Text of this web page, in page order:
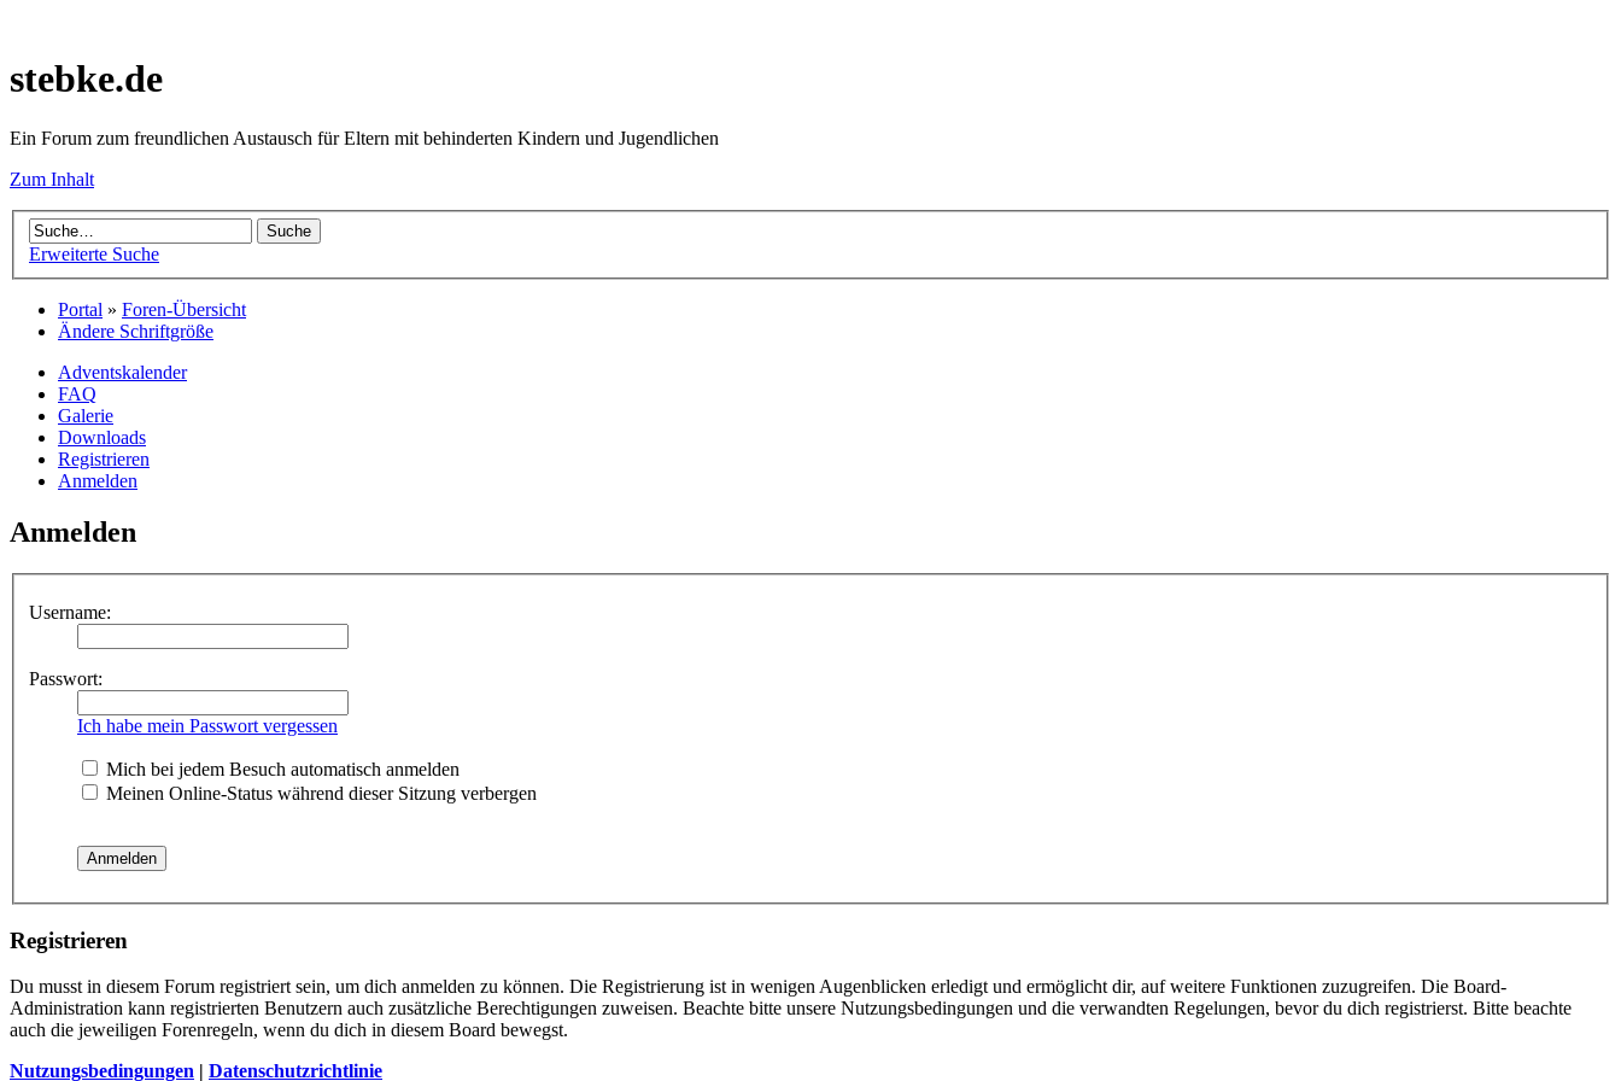
stebke.de
Ein Forum zum freundlichen Austausch für Eltern mit behinderten Kindern und Jugendlichen
Zum Inhalt
Erweiterte Suche
Portal » Foren-Übersicht
Ändere Schriftgröße
Adventskalender
FAQ
Galerie
Downloads
Registrieren
Anmelden
Anmelden
Username:
Passwort:
Ich habe mein Passwort vergessen
Mich bei jedem Besuch automatisch anmelden
Meinen Online-Status während dieser Sitzung verbergen
Registrieren
Du musst in diesem Forum registriert sein, um dich anmelden zu können. Die Registrierung ist in wenigen Augenblicken erledigt und ermöglicht dir, auf weitere Funktionen zuzugreifen. Die Board-
Administration kann registrierten Benutzern auch zusätzliche Berechtigungen zuweisen. Beachte bitte unsere Nutzungsbedingungen und die verwandten Regelungen, bevor du dich registrierst. Bitte beachte
auch die jeweiligen Forenregeln, wenn du dich in diesem Board bewegst.
Nutzungsbedingungen | Datenschutzrichtlinie